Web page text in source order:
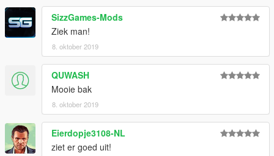
SizzGames-Mods
Ziek man!
8. oktober 2019
QUWASH
Mooie bak
8. oktober 2019
Eierdopje3108-NL
ziet er goed uit!